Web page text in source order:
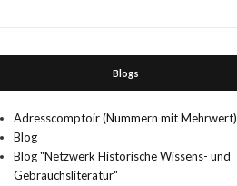
Blogs
Adresscomptoir (Nummern mit Mehrwert)
Blog
Blog "Netzwerk Historische Wissens- und
Gebrauchsliteratur"